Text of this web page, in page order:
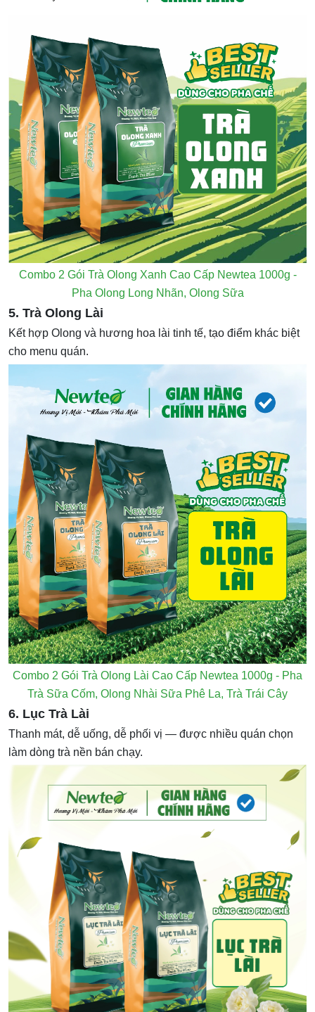
Combo 2 Gói Trà Olong Xanh Cao Cấp Newtea 1000g -
Pha Olong Long Nhãn, Olong Sữa
5. Trà Olong Lài
Kết hợp Olong và hương hoa lài tinh tế, tạo điểm khác biệt
cho menu quán.
Combo 2 Gói Trà Olong Lài Cao Cấp Newtea 1000g - Pha
Trà Sữa Cốm, Olong Nhài Sữa Phê La, Trà Trái Cây
6. Lục Trà Lài
Thanh mát, dễ uống, dễ phối vị — được nhiều quán chọn
làm dòng trà nền bán chạy.